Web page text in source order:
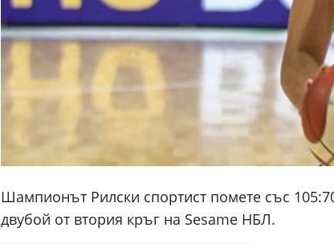
Шампионът Рилски спортист помете със
двубой от втория кръг на Sesame НБЛ.